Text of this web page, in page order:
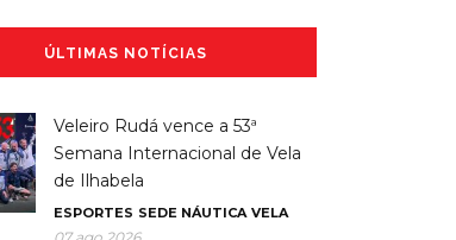
ÚLTIMAS NOTÍCIAS
Veleiro Rudá vence a 53ª
Semana Internacional de Vela
de Ilhabela
ESPORTES SEDE NÁUTICA VELA